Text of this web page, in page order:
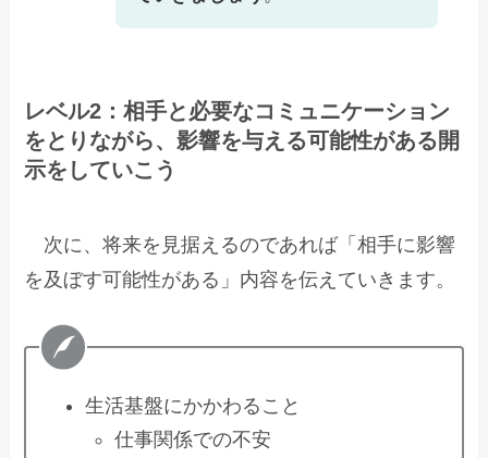
レベル2：相手と必要なコミュニケーション
をとりながら、影響を与える可能性がある開
示をしていこう
次に、将来を見据えるのであれば「相手に影響
を及ぼす可能性がある」内容を伝えていきます。
生活基盤にかかわること
仕事関係での不安